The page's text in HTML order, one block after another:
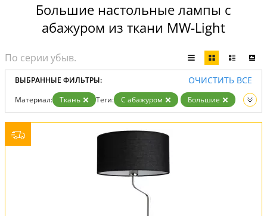
Большие настольные лампы с
абажуром из ткани MW-Light
ВЫБРАННЫЕ ФИЛЬТРЫ: ОЧИСТИТЬ ВСЕ
Материал: Ткань Теги: С абажуром
Большие
Производитель:
MW-Light Вид: Настольные лампы